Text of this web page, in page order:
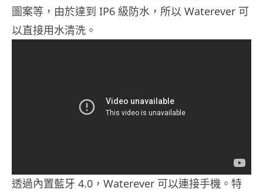
圖案等，由於達到 IP6 級防水，所以 Waterever 可
以直接用水清洗。
透過內置藍牙 4.0，Waterever 可以連接手機。特